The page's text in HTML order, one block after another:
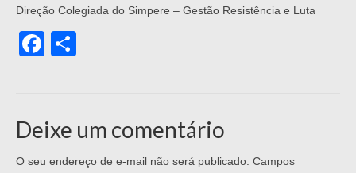
Direção Colegiada do Simpere – Gestão Resistência e Luta
Facebook
Deixe um comentário
O seu endereço de e-mail não será publicado. Campos